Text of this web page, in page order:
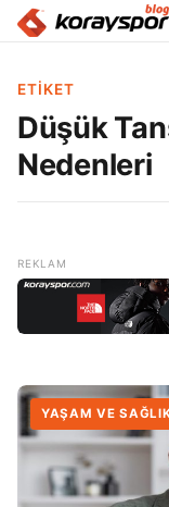
ETIKET
Düşük
Nedenleri
YAŞAM VE